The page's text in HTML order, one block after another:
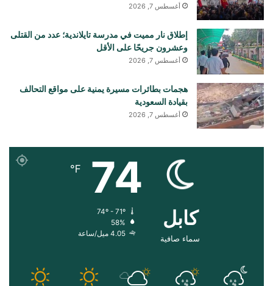
أغسطس 7, 2026
إطلاق نار مميت في مدرسة تايلاندية؛ عدد من القتلى
وعشرون جريحًا على الأقل
أغسطس 7, 2026
هجمات بطائرات مسيرة يمنية على مواقع التحالف
بقيادة السعودية
أغسطس 7, 2026
کابل
سماء صافية
74
℉
58%
4.05 ميل/ساعة